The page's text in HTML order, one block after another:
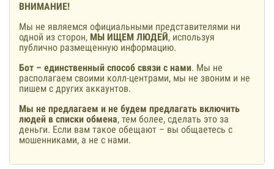
ВНИМАНИЕ!
Мы не являемся официальными представителями ни
одной из сторон, МЫ ИЩЕМ ЛЮДЕЙ, используя
публично размещенную информацию.
Бот – единственный способ связи с нами. Мы не
располагаем своими колл-центрами, мы не звоним и не
пишем с других аккаунтов.
Мы не предлагаем и не будем предлагать включить
людей в списки обмена, тем более, сделать это за
деньги. Если вам такое обещают – вы общаетесь с
мошенниками, а не с нами.